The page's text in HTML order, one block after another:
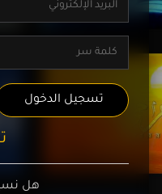
تسجيل الدخول
هل